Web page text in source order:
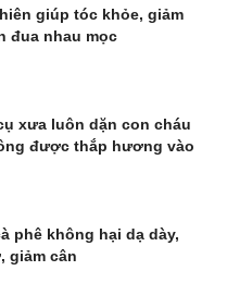
giúp tóc khỏe, giảm
đua nhau mọc
xưa luôn dặn con cháu
được thắp hương vào
phê không hại dạ dày,
giảm cân